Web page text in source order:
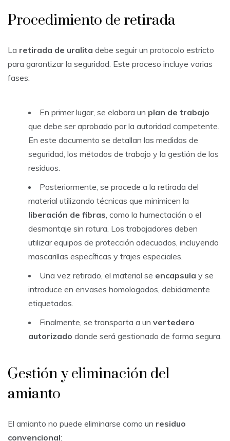
Procedimiento de retirada
La retirada de uralita debe seguir un protocolo estricto
para garantizar la seguridad. Este proceso incluye varias
fases:
En primer lugar, se elabora un plan de trabajo
que debe ser aprobado por la autoridad competente.
En este documento se detallan las medidas de
seguridad, los métodos de trabajo y la gestión de los
residuos.
Posteriormente, se procede a la retirada del
material utilizando técnicas que minimicen la
liberación de fibras, como la humectación o el
desmontaje sin rotura. Los trabajadores deben
utilizar equipos de protección adecuados, incluyendo
mascarillas específicas y trajes especiales.
Una vez retirado, el material se encapsula y se
introduce en envases homologados, debidamente
etiquetados.
Finalmente, se transporta a un vertedero
autorizado donde será gestionado de forma segura.
Gestión y eliminación del
amianto
El amianto no puede eliminarse como un residuo
convencional: